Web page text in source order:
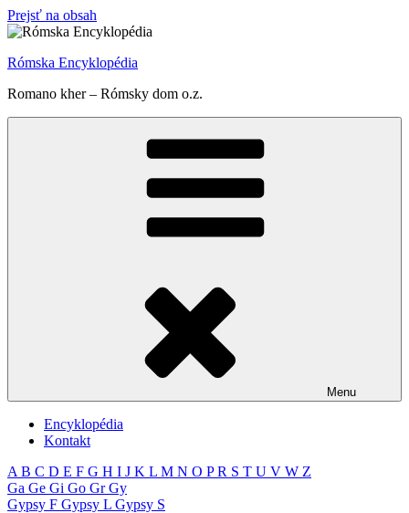
Prejsť na obsah
Rómska Encyklopédia
Romano kher – Rómsky dom o.z.
Menu
Encyklopédia
Kontakt
A B C D E F G H I J K L M N O PR S T U V W Z
Ga Ge Gi Go GrGy
Gypsy F Gypsy L Gypsy S